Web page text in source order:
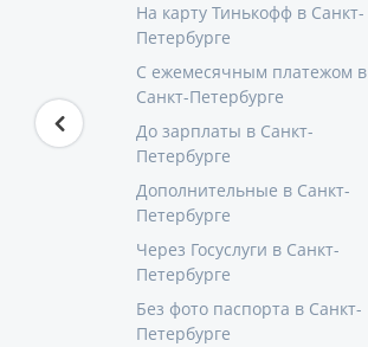
На карту Тинькофф в Санкт-
Петербурге
С ежемесячным платежом в
Санкт-Петербурге
До зарплаты в Санкт-
Петербурге
Дополнительные в Санкт-
Петербурге
Через Госуслуги в Санкт-
Петербурге
Без фото паспорта в Санкт-
Петербурге